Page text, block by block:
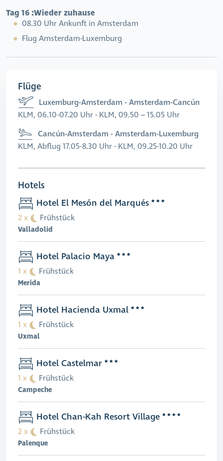
Tag 16 :Wieder zuhause
08.30 Uhr Ankunft in Amsterdam
Flug Amsterdam-Luxemburg
Flüge
Luxemburg-Amsterdam - Amsterdam-Cancún
KLM, 06.10-07.20 Uhr - KLM, 09.50 – 15.05 Uhr
Cancún-Amsterdam - Amsterdam-Luxemburg
KLM, Abflug 17.05-8.30 Uhr - KLM, 09.25-10.20 Uhr
Hotels
Hotel El Mesón del Marqués
2 x Frühstück
Valladolid
Hotel Palacio Maya
1 x Frühstück
Merida
Hotel Hacienda Uxmal
1 x Frühstück
Uxmal
Hotel Castelmar
1 x Frühstück
Campeche
Hotel Chan-Kah Resort Village
2 x Frühstück
Palenque